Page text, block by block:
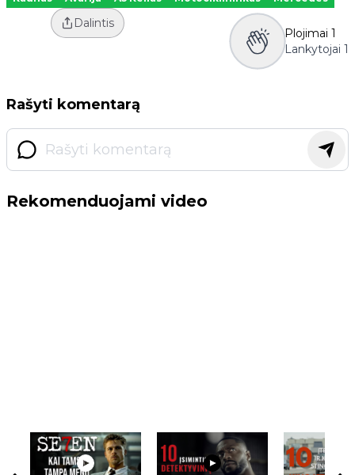
Dalintis
Plojimai 1
Lankytojai 1
Rašyti komentarą
Rekomenduojami video